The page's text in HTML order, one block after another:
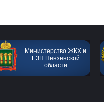
Министерство ЖКХ и
ГЗН Пензенской
области